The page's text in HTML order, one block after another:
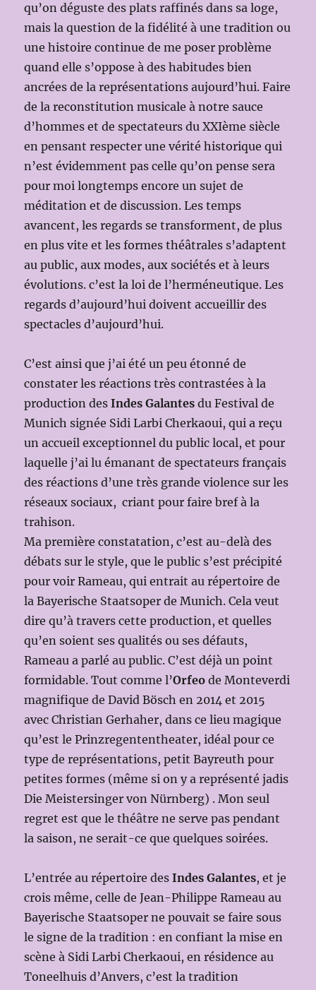
qu’on déguste des plats raffinés dans sa loge,
mais la question de la fidélité à une tradition ou
une histoire continue de me poser problème
quand elle s’oppose à des habitudes bien
ancrées de la représentations aujourd’hui. Faire
de la reconstitution musicale à notre sauce
d’hommes et de spectateurs du XXIème siècle
en pensant respecter une vérité historique qui
n’est évidemment pas celle qu’on pense sera
pour moi longtemps encore un sujet de
méditation et de discussion. Les temps
avancent, les regards se transforment, de plus
en plus vite et les formes théâtrales s’adaptent
au public, aux modes, aux sociétés et à leurs
évolutions. c’est la loi de l’herméneutique. Les
regards d’aujourd’hui doivent accueillir des
spectacles d’aujourd’hui.
C’est ainsi que j’ai été un peu étonné de
constater les réactions très contrastées à la
production desIndes Galantes du Festival de
Munich signée Sidi Larbi Cherkaoui, qui a reçu
un accueil exceptionnel du public local, et pour
laquelle j’ai lu émanant de spectateurs français
des réactions d’une très grande violence sur les
réseaux sociaux, criant pour faire bref à la
trahison.
Ma première constatation, c’est au-delà des
débats sur le style, que le public s’est précipité
pour voir Rameau, qui entrait au répertoire de
la Bayerische Staatsoper de Munich. Cela veut
dire qu’à travers cette production, et quelles
qu’en soient ses qualités ou ses défauts,
Rameau a parlé au public. C’est déjà un point
formidable. Tout comme l’Orfeo de Monteverdi
magnifique de David Bösch en 2014 et 2015
avec Christian Gerhaher, dans ce lieu magique
qu’est le Prinzregententheater, idéal pour ce
type de représentations, petit Bayreuth pour
petites formes (même si on y a représenté jadis
Die Meistersinger von Nürnberg) . Mon seul
regret est que le théâtre ne serve pas pendant
la saison, ne serait-ce que quelques soirées.
L’entrée au répertoire desIndes Galantes, et je
crois même, celle de Jean-Philippe Rameau au
Bayerische Staatsoper ne pouvait se faire sous
le signe de la tradition : en confiant la mise en
scène à Sidi Larbi Cherkaoui, en résidence au
Toneelhuis d’Anvers, c’est la tradition